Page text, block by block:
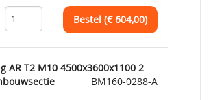
Bestel (€604,00)
AR T2 M10 4500x3600x1100 2
BM160-0288-A